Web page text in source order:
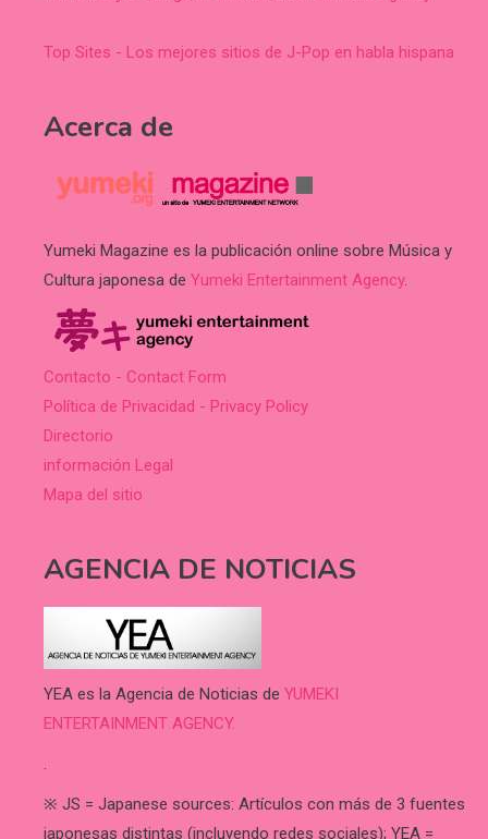
Top Sites - Los mejores sitios de J-Pop en habla hispana
Acerca de
Yumeki Magazine es la publicación online sobre Música y
Cultura japonesa de Yumeki Entertainment Agency.
Contacto - Contact Form
Política de Privacidad - Privacy Policy
Directorio
información Legal
Mapa del sitio
AGENCIA DE NOTICIAS
YEA es la Agencia de Noticias de YUMEKI
ENTERTAINMENT AGENCY.
.
※ JS = Japanese sources: Artículos con más de 3 fuentes
japonesas distintas (incluyendo redes sociales); YEA =